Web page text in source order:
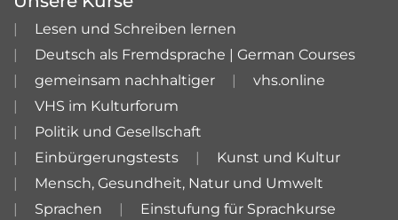
Lesen und Schreiben lernen
Deutsch als Fremdsprache | German Courses
gemeinsam nachhaltiger
vhs.online
VHS im Kulturforum
Politik und Gesellschaft
Einbürgerungstests
Kunst und Kultur
Mensch, Gesundheit, Natur und Umwelt
Sprachen
Einstufung für Sprachkurse